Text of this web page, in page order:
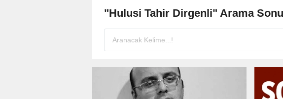
"Hulusi Tahir Dirgenli" Arama